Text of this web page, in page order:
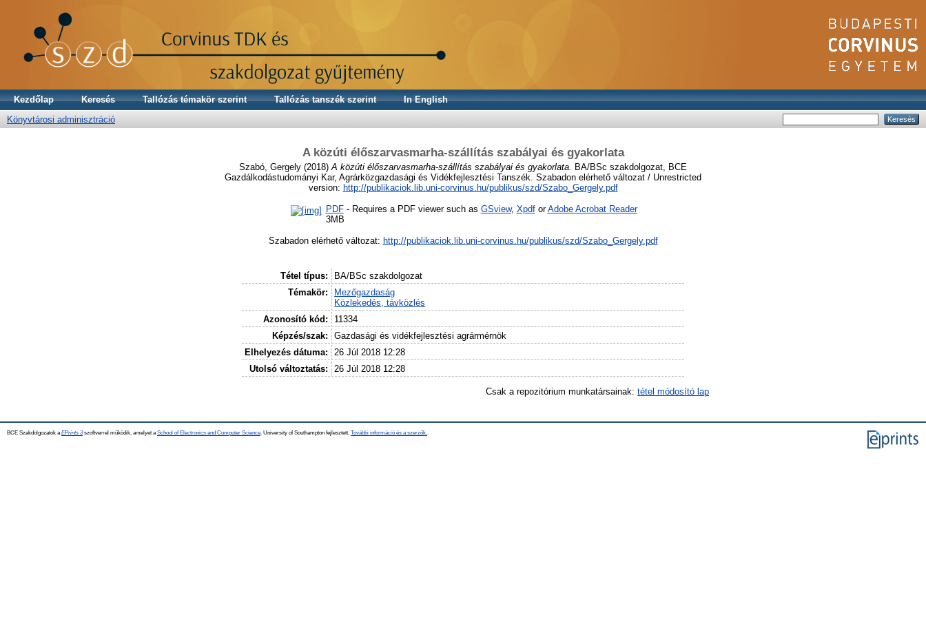
Kezdőlap Keresés Tallózás témakör szerint Tallózás tanszék szerint
In English
Könyvtárosi adminisztráció
A közúti élőszarvasmarha-szállítás szabályai és gyakorlata
Szabó, Gergely (2018) A közúti élőszarvasmarha-szállítás szabályai és gyakorlata.
BA/BSc szakdolgozat, BCE
Gazdálkodástudományi Kar, Agrárközgazdasági és Vidékfejlesztési Tanszék. Szabadon elérhető változat / Unrestricted
version: http://publikaciok.lib.uni-corvinus.hu/publikus/szd/Szabo_Gergely.pdf
PDF- Requires a PDF viewer such as GSview, XpdforAdobe Acrobat Reader
3MB
Szabadon elérhető változat: http://publikaciok.lib.uni-corvinus.hu/publikus/szd/Szabo_Gergely.pdf
Tétel típus:
BA/BSc szakdolgozat
Témakör:
Mezőgazdaság
Közlekedés, távközlés
Azonosító kód:
11334
Képzés/szak:
Gazdasági és vidékfejlesztési agrármérnök
Elhelyezés dátuma:
26 Júl 2018 12:28
Utolsó változtatás:
26 Júl 2018 12:28
Csak a repozitórium munkatársainak: tétel módosító lap
BCE Szakdolgozatok a EPrints 3szoftverrel működik, amelyet a School of Electronics and Computer Science, University of Southampton fejlesztett. További információ és a szerzők.